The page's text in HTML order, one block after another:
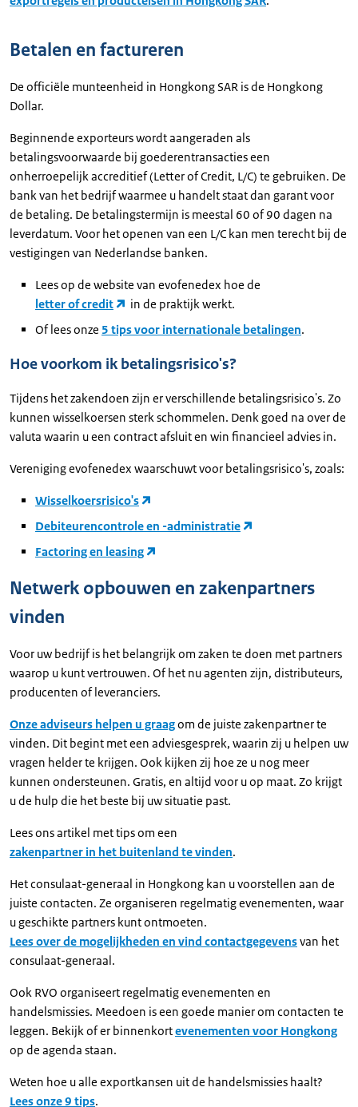
Betalen en factureren
De officiële munteenheid in Hongkong SAR is de Hongkong
Dollar.
Beginnende exporteurs wordt aangeraden als
betalingsvoorwaarde bij goederentransacties een
onherroepelijk accreditief (Letter of Credit, L/C) te gebruiken. De
bank van het bedrijf waarmee u handelt staat dan garant voor
de betaling. De betalingstermijn is meestal 60 of 90 dagen na
leverdatum. Voor het openen van een L/C kan men terecht bij de
vestigingen van Nederlandse banken.
Lees op de website van evofenedex hoe de
letter of credit
in de praktijk werkt.
Of lees onze 5 tips voor internationale betalingen.
Hoe voorkom ik betalingsrisico's?
Tijdens het zakendoen zijn er verschillende betalingsrisico's. Zo
kunnen wisselkoersen sterk schommelen. Denk goed na over de
valuta waarin u een contract afsluit en win financieel advies in.
Vereniging evofenedex waarschuwt voor betalingsrisico's, zoals:
Wisselkoersrisico's
Debiteurencontrole en -administratie
Factoring en leasing
Netwerk opbouwen en zakenpartners
vinden
Voor uw bedrijf is het belangrijk om zaken te doen met partners
waarop u kunt vertrouwen. Of het nu agenten zijn, distributeurs,
producenten of leveranciers.
Onze adviseurs helpen u graagom de juiste zakenpartner te
vinden. Dit begint met een adviesgesprek, waarin zij u helpen uw
vragen helder te krijgen. Ook kijken zij hoe ze u nog meer
kunnen ondersteunen. Gratis, en altijd voor u op maat. Zo krijgt
u de hulp die het beste bij uw situatie past.
Lees ons artikel met tips om een
zakenpartner in het buitenland te vinden.
Het consulaat-generaal in Hongkong kan u voorstellen aan de
juiste contacten. Ze organiseren regelmatig evenementen, waar
u geschikte partners kunt ontmoeten.
Lees over de mogelijkheden en vind contactgegevensvan het
consulaat-generaal.
Ook RVO organiseert regelmatig evenementen en
handelsmissies. Meedoen is een goede manier om contacten te
leggen. Bekijk of er binnenkortevenementen voor Hongkong
op de agenda staan.
Weten hoe u alle exportkansen uit de handelsmissies haalt?
Lees onze 9 tips.